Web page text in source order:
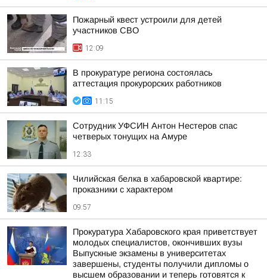
Пожарный квест устроили для детей
участников СВО
12:09
В прокуратуре региона состоялась
аттестация прокурорских работников
11:15
Сотрудник УФСИН Антон Нестеров спас
четверых тонущих на Амуре
12:33
Чилийская белка в хабаровской квартире:
проказники с характером
09:57
Прокуратура Хабаровского края приветствует
молодых специалистов, окончивших вузы
Выпускные экзамены в университетах
завершены, студенты получили дипломы о
высшем образовании и теперь готовятся к